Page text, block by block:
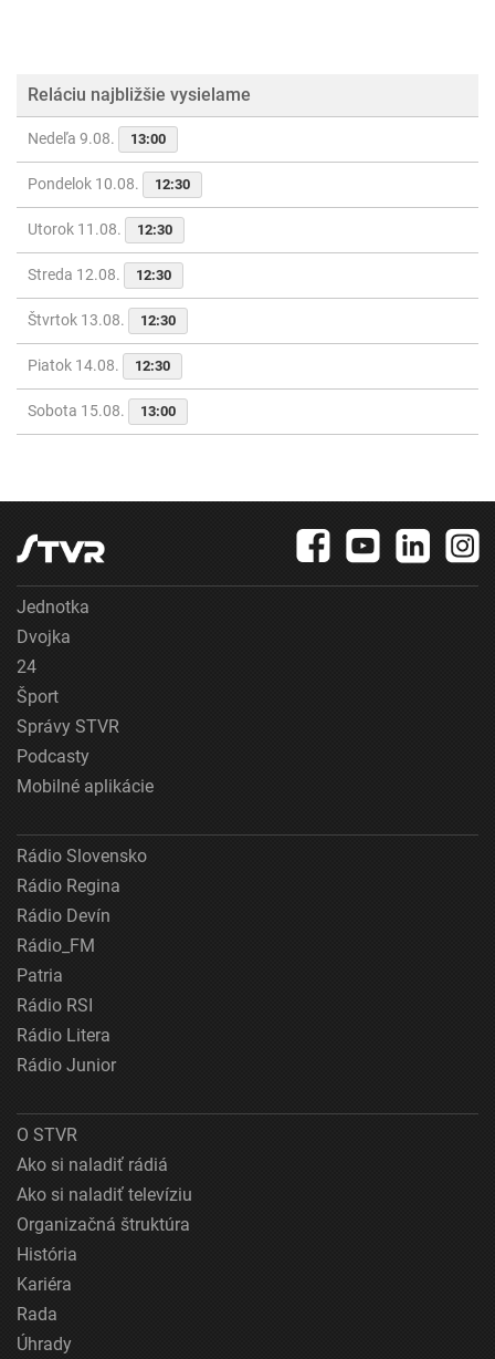
Reláciu najbližšie vysielame
Nedeľa 9.08. 13:00
Pondelok 10.08. 12:30
Utorok 11.08. 12:30
Streda 12.08. 12:30
Štvrtok 13.08. 12:30
Piatok 14.08. 12:30
Sobota 15.08. 13:00
Jednotka
Dvojka
24
Šport
Správy STVR
Podcasty
Mobilné aplikácie
Rádio Slovensko
Rádio Regina
Rádio Devín
Rádio_FM
Patria
Rádio RSI
Rádio Litera
Rádio Junior
O STVR
Ako si naladiť rádiá
Ako si naladiť televíziu
Organizačná štruktúra
História
Kariéra
Rada
Úhrady